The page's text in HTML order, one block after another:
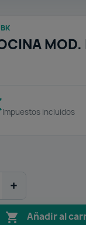
MOD.
Impuestos incluidos
+
 Añadir al